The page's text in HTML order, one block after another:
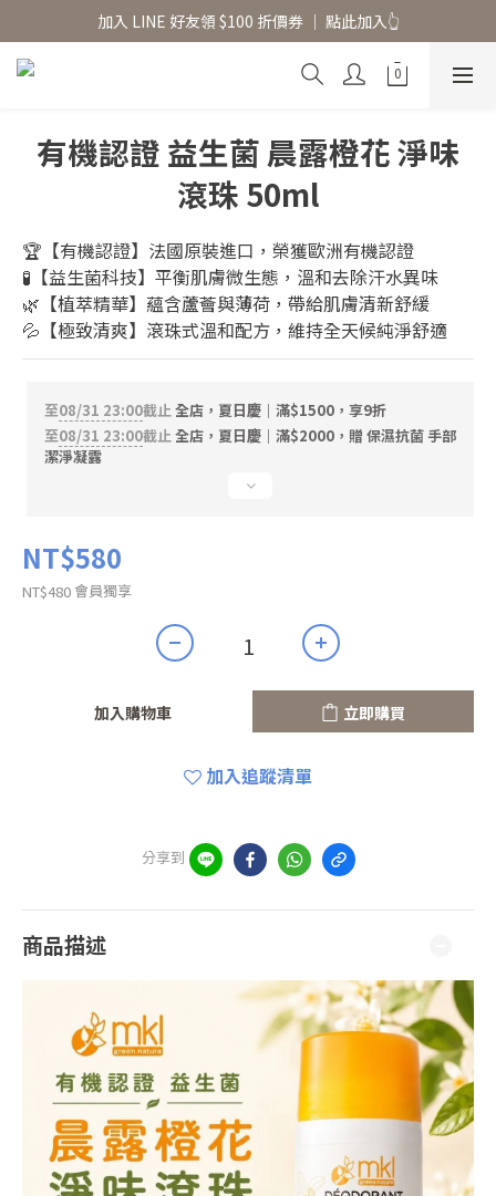
香氛水氧機、擴香香水原精  l 兩件85、三件79折
加入 LINE 好友領 $100 折價券 │ 點此加入👆
香氛水氧機、擴香香水原精  l 兩件85、三件79折
有機認證 益生菌 晨露橙花 淨味
滾珠 50ml
🏆【有機認證】法國原裝進口，榮獲歐洲有機認證
🧪【益生菌科技】平衡肌膚微生態，溫和去除汗水異味
🌿【植萃精華】蘊含蘆薈與薄荷，帶給肌膚清新舒緩
💦【極致清爽】滾珠式溫和配方，維持全天候純淨舒適
至08/31 23:00截止全店，夏日慶｜滿$1500，享9折
至08/31 23:00截止全店，夏日慶｜滿$2000，贈 保濕抗菌 手部
潔淨凝露
NT$580
NT$480會員獨享
加入購物車 立即購買
加入追蹤清單
分享到
商品描述